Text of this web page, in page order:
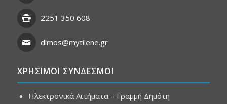
2251 350 608
dimos@mytilene.gr
ΧΡΗΣΙΜΟΙ ΣΥΝΔΕΣΜΟΙ
Ηλεκτρονικά Αιτήματα – Γραμμή Δημότη